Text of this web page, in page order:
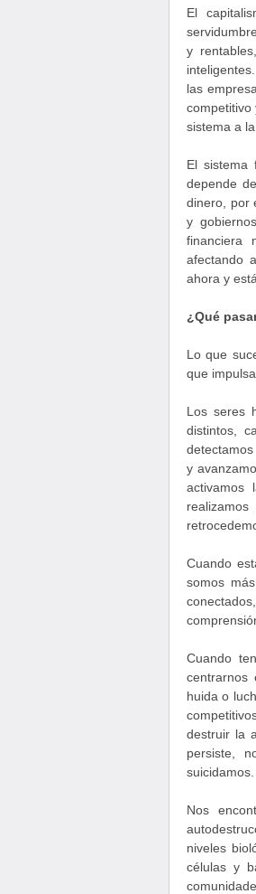
El
y
las
competitivo
sistema a la
El sistema
depende
dinero, por
y
financiera
afectando
ahora y
¿Qué
Lo que
que
Los seres
distintos,
y
activamos
Cuando
somos
Cuando
centrarnos
huida o
destruir la
persiste,
suicidamos.
Nos
niveles
células y